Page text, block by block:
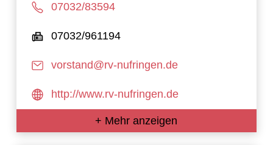
07032/83594
07032/961194
vorstand@rv-nufringen.de
http://www.rv-nufringen.de
+ Mehr anzeigen